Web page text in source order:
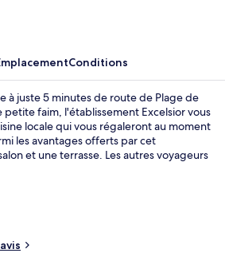
Conditions
à juste 5 minutes de route de Plage de
petite faim, l'établissement Excelsior vous
locale qui vous régaleront au moment
les avantages offerts par cet
et une terrasse. Les autres voyageurs